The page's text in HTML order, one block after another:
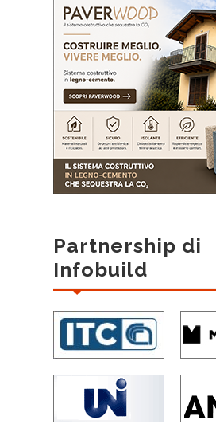
Partnership di
Infobuild